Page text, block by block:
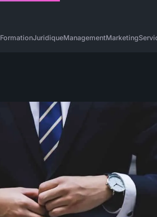
FormationJuridiqueManagementMarketing